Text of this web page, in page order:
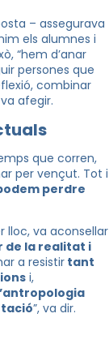
– assegurava
els alumnes i
“hem d’anar
persones que
combinar
afegir.
que corren,
per vençut. Tot i
perdre
lloc, va aconsellar
de la realitat i
a resistir tant
i,
”, va dir.